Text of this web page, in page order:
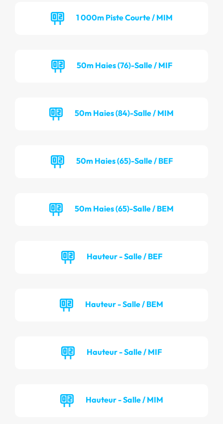
1 000m Piste Courte / MIM
50m Haies (76)-Salle / MIF
50m Haies (84)-Salle / MIM
50m Haies (65)-Salle / BEF
50m Haies (65)-Salle / BEM
Hauteur - Salle / BEF
Hauteur - Salle / BEM
Hauteur - Salle / MIF
Hauteur - Salle / MIM